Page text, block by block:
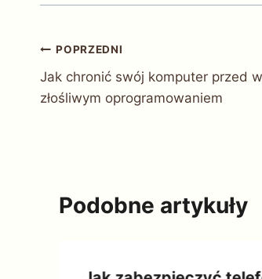
Nawigacja
wpisu
POPRZEDNI
Jak chronić swój komputer przed
złośliwym oprogramowaniem
Podobne artykuły